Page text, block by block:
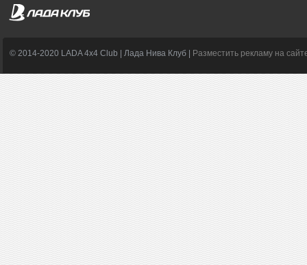
© 2014-2020 LADA 4x4 Club | Лада Нива Клуб | Разместить рекламу на